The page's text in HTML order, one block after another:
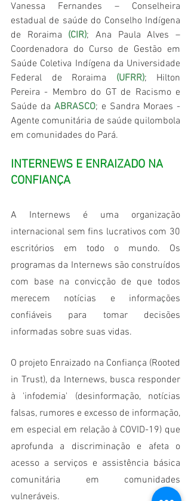
Vanessa Fernandes – Conselheira
estadual de saúde do Conselho Indígena
de Roraima (CIR); Ana Paula Alves –
Coordenadora do Curso de Gestão em
Saúde Coletiva Indígena da Universidade
Federal de Roraima (UFRR); Hilton
Pereira - Membro do GT de Racismo e
Saúde da ABRASCO; e Sandra Moraes -
Agente comunitária de saúde quilombola
em comunidades do Pará.
INTERNEWS E ENRAIZADO NA
CONFIANÇA
A Internews é uma organização
internacional sem fins lucrativos com 30
escritórios em todo o mundo. Os
programas da Internews são construídos
com base na convicção de que todos
merecem notícias e informações
confiáveis para tomar decisões
informadas sobre suas vidas.
O projeto Enraizado na Confiança (Rooted
in Trust), da Internews, busca responder
à 'infodemia' (desinformação, notícias
falsas, rumores e excesso de informação,
em especial em relação à COVID-19) que
aprofunda a discriminação e afeta o
acesso a serviços e assistência básica
comunitária em comunidades
vulneráveis.